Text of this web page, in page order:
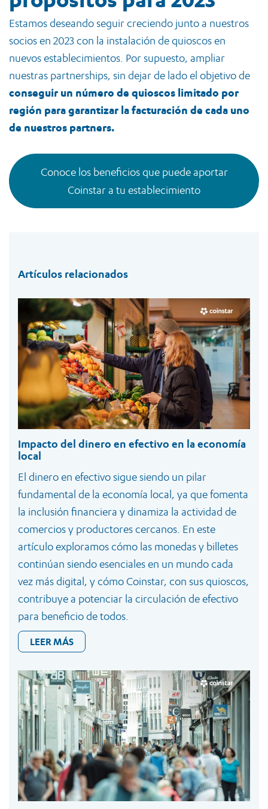
Estamos deseando seguir creciendo junto a nuestros
socios en 2023 con la instalación de quioscos en
nuevos establecimientos. Por supuesto, ampliar
nuestras partnerships, sin dejar de lado el objetivo de
conseguir un número de quioscos limitado por
región para garantizar la facturación de cada uno
de nuestros partners.
Conoce los beneficios que puede aportar
Coinstar a tu establecimiento
Artículos relacionados
Impacto del dinero en efectivo en la economía
local
El dinero en efectivo sigue siendo un pilar
fundamental de la economía local, ya que fomenta
la inclusión financiera y dinamiza la actividad de
comercios y productores cercanos. En este
artículo exploramos cómo las monedas y billetes
continúan siendo esenciales en un mundo cada
vez más digital, y cómo Coinstar, con sus quioscos,
contribuye a potenciar la circulación de efectivo
para beneficio de todos.
LEER MÁS